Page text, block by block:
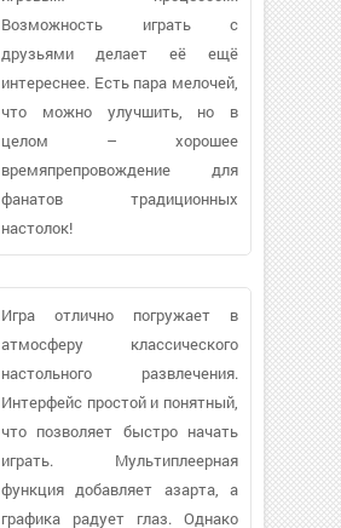
Возможность играть с
друзьями делает её ещё
интереснее. Есть пара мелочей,
что можно улучшить, но в
целом – хорошее
времяпрепровождение для
фанатов традиционных
настолок!
Игра отлично погружает в
атмосферу классического
настольного развлечения.
Интерфейс простой и понятный,
что позволяет быстро начать
играть. Мультиплеерная
функция добавляет азарта, а
графика радует глаз. Однако